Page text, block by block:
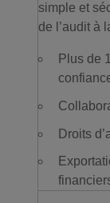
simple et
de l’audit à
Plus de
Droits